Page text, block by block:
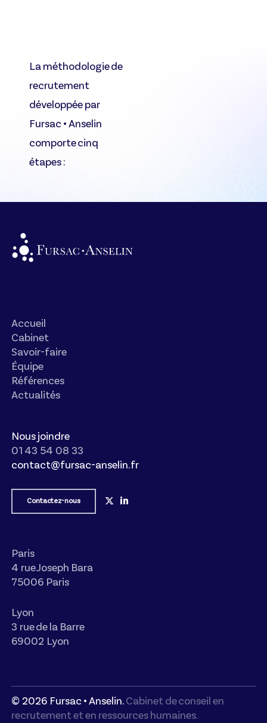
La méthodologie de
recrutement
développée par
Fursac • Anselin
comporte cinq
étapes :
Accueil
Cabinet
Savoir-faire
Équipe
Références
Actualités
Nous joindre
01 43 54 08 33
contact@fursac-anselin.fr
Contactez-nous
Paris
4 rue Joseph Bara
75006 Paris
Lyon
3 rue de la Barre
69002 Lyon
© 2026Fursac • Anselin. Cabinet de conseil en
recrutement et en ressources humaines.